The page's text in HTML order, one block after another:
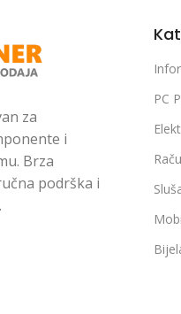
za
i
Brza
podrška i
PC